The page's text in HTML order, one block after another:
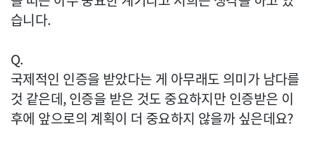
습니다.
Q.
국제적인 인증을 받았다는 게 아무래도 의미가 남다를
것 같은데, 인증을 받은 것도 중요하지만 인증받은 이
후에 앞으로의 계획이 더 중요하지 않을까 싶은데요?